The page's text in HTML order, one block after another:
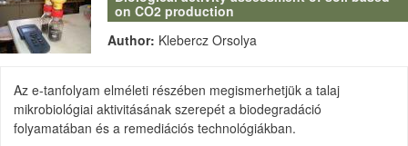
on CO2 production
Author: Klebercz Orsolya
Az e-tanfolyam elméleti részében megismerhetjük a talaj
mikrobiológiai aktivitásának szerepét a biodegradáció
folyamatában és a remediációs technológiákban.